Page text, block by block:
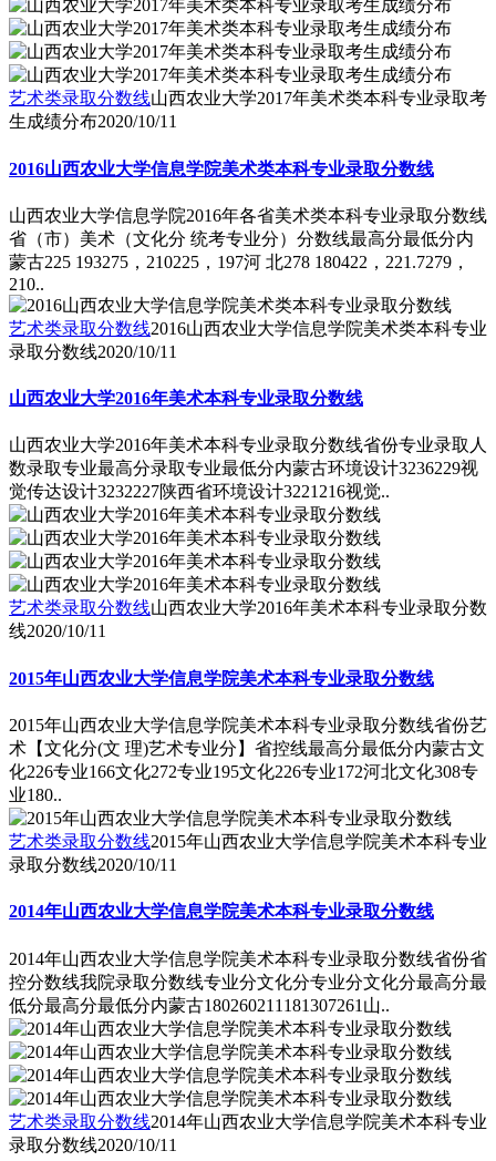
艺术类录取分数线山西农业大学2017年美术类本科专业录取考
生成绩分布2020/10/11
2016山西农业大学信息学院美术类本科专业录取分数线
山西农业大学信息学院2016年各省美术类本科专业录取分数线
省（市）美术（文化分 统考专业分）分数线最高分最低分内
蒙古225 193275，210225，197河 北278 180422，221.7279，
210..
艺术类录取分数线2016山西农业大学信息学院美术类本科专业
录取分数线2020/10/11
山西农业大学2016年美术本科专业录取分数线
山西农业大学2016年美术本科专业录取分数线省份专业录取人
数录取专业最高分录取专业最低分内蒙古环境设计3236229视
觉传达设计3232227陕西省环境设计3221216视觉..
艺术类录取分数线山西农业大学2016年美术本科专业录取分数
线2020/10/11
2015年山西农业大学信息学院美术本科专业录取分数线
2015年山西农业大学信息学院美术本科专业录取分数线省份艺
术【文化分(文 理)艺术专业分】省控线最高分最低分内蒙古文
化226专业166文化272专业195文化226专业172河北文化308专
业180..
艺术类录取分数线2015年山西农业大学信息学院美术本科专业
录取分数线2020/10/11
2014年山西农业大学信息学院美术本科专业录取分数线
2014年山西农业大学信息学院美术本科专业录取分数线省份省
控分数线我院录取分数线专业分文化分专业分文化分最高分最
低分最高分最低分内蒙古180260211181307261山..
艺术类录取分数线2014年山西农业大学信息学院美术本科专业
录取分数线2020/10/11